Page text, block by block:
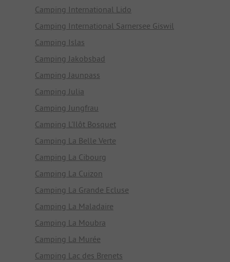
Camping International Lido
Camping International Sarnersee Giswil
Camping Islas
Camping Jakobsbad
Camping Jaunpass
Camping Julia
Camping Jungfrau
Camping L'Ilôt Bosquet
Camping La Belle Verte
Camping La Cibourg
Camping La Cuizon
Camping La Grande Ecluse
Camping La Maladaire
Camping La Moubra
Camping La Murée
Camping Lac des Brenets